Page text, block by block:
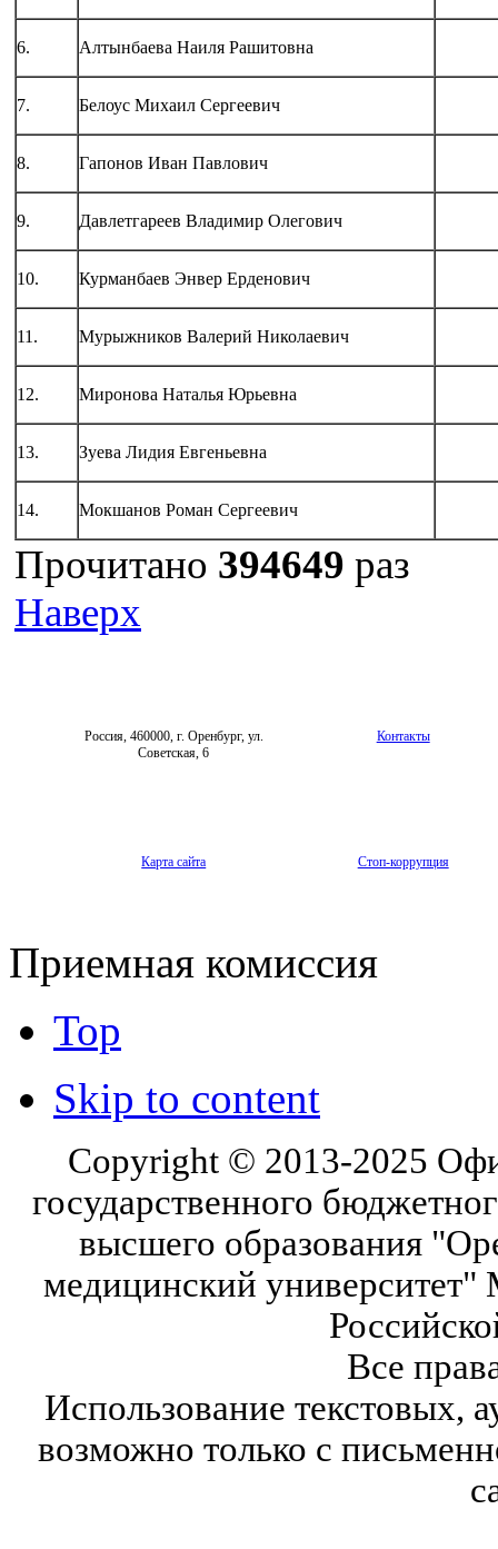
6. Алтынбаева Наиля Рашитовна
7. Белоус Михаил Сергеевич
8. Гапонов Иван Павлович
9. Давлетгареев Владимир Олегович
10. Курманбаев Энвер Ерденович
11. Мурыжников Валерий Николаевич
12. Миронова Наталья Юрьевна
13. Зуева Лидия Евгеньевна
14. Мокшанов Роман Сергеевич
Прочитано 394649 раз
Наверх
Россия, 460000, г. Оренбург, ул.
Советская, 6
Контакты
Карта сайта Стоп-коррупция
Приемная комиссия
Top
Skip to content
Copyright © 2013-2025
государственного
высшего образования
медицинский университет"
Все
Использование текстовых,
возможно только с